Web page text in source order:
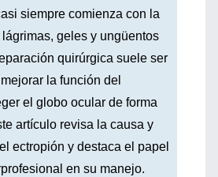
siempre comienza con la
lágrimas, geles y ungüentos
quirúrgica suele ser
la función del
el globo ocular de forma
artículo revisa la causa y
ectropión y destaca el papel
en su manejo.